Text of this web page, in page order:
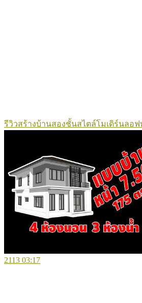
รีวิวสร้างบ้านสองชั้นสไตล์โมเดิร์นลอฟ
2113 03:17